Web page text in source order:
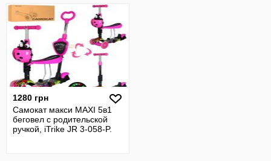
1280 грн
Самокат макси MAXI 5в1
беговел с родительской
ручкой, iTrike JR 3-058-P.